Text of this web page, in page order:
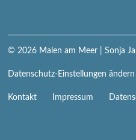
© 2026 Malen am Meer | Sonja
Datenschutz-Einstellungen ändern
Navigation
Kontakt Impressum